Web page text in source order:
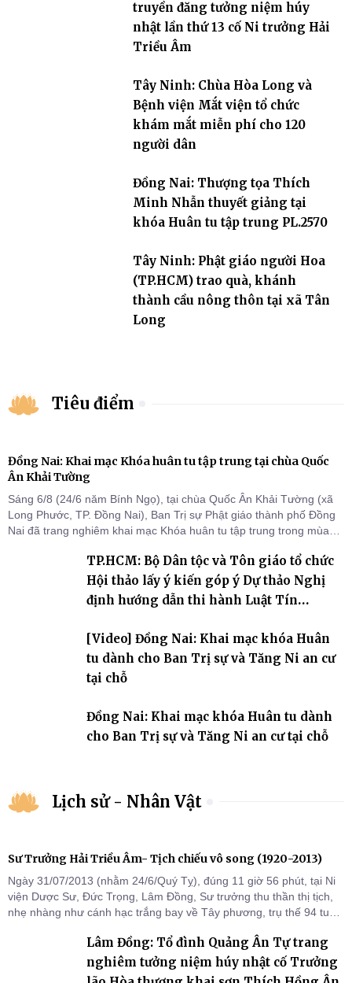
truyền đăng tưởng niệm húy
nhật lần thứ 13 cố Ni trưởng Hải
Triều Âm
Tây Ninh: Chùa Hòa Long và
Bệnh viện Mắt viện tổ chức
khám mắt miễn phí cho 120
người dân
Đồng Nai: Thượng tọa Thích
Minh Nhẫn thuyết giảng tại
khóa Huân tu tập trung PL.2570
Tây Ninh: Phật giáo người Hoa
(TP.HCM) trao quà, khánh
thành cầu nông thôn tại xã Tân
Long
Tiêu điểm
Đồng Nai: Khai mạc Khóa huân tu tập trung tại chùa Quốc
Ân Khải Tường
Sáng 6/8 (24/6 năm Bính Ngọ), tại chùa Quốc Ân Khải Tường (xã
Long Phước, TP. Đồng Nai), Ban Trị sự Phật giáo thành phố Đồng
Nai đã trang nghiêm khai mạc Khóa huân tu tập trung trong mùa
chỗ khu vực VII, VIII và trường hạ chùa Quốc Ân Khải Tường.
TP.HCM: Bộ Dân tộc và Tôn giáo tổ chức
Hội thảo lấy ý kiến góp ý Dự thảo Nghị
định hướng dẫn thi hành Luật Tín
[Video] Đồng Nai: Khai mạc khóa Huân
tu dành cho Ban Trị sự và Tăng Ni an cư
tại chỗ
Đồng Nai: Khai mạc khóa Huân tu dành
cho Ban Trị sự và Tăng Ni an cư tại chỗ
Lịch sử - Nhân Vật
Sư Trưởng Hải Triều Âm- Tịch chiếu vô song (1920-2013)
Ngày 31/07/2013 (nhằm 24/6/Quý Tỵ), đúng 11 giờ 56 phút, tại Ni
viện Dược Sư, Đức Trọng, Lâm Đồng, Sư trưởng thu thần thị tịch,
nhẹ nhàng như cánh hạc trắng bay về Tây phương, trụ thế 94 tuổi
Lâm Đồng: Tổ đình Quảng Ân Tự trang
nghiêm tưởng niệm húy nhật cố Trưởng